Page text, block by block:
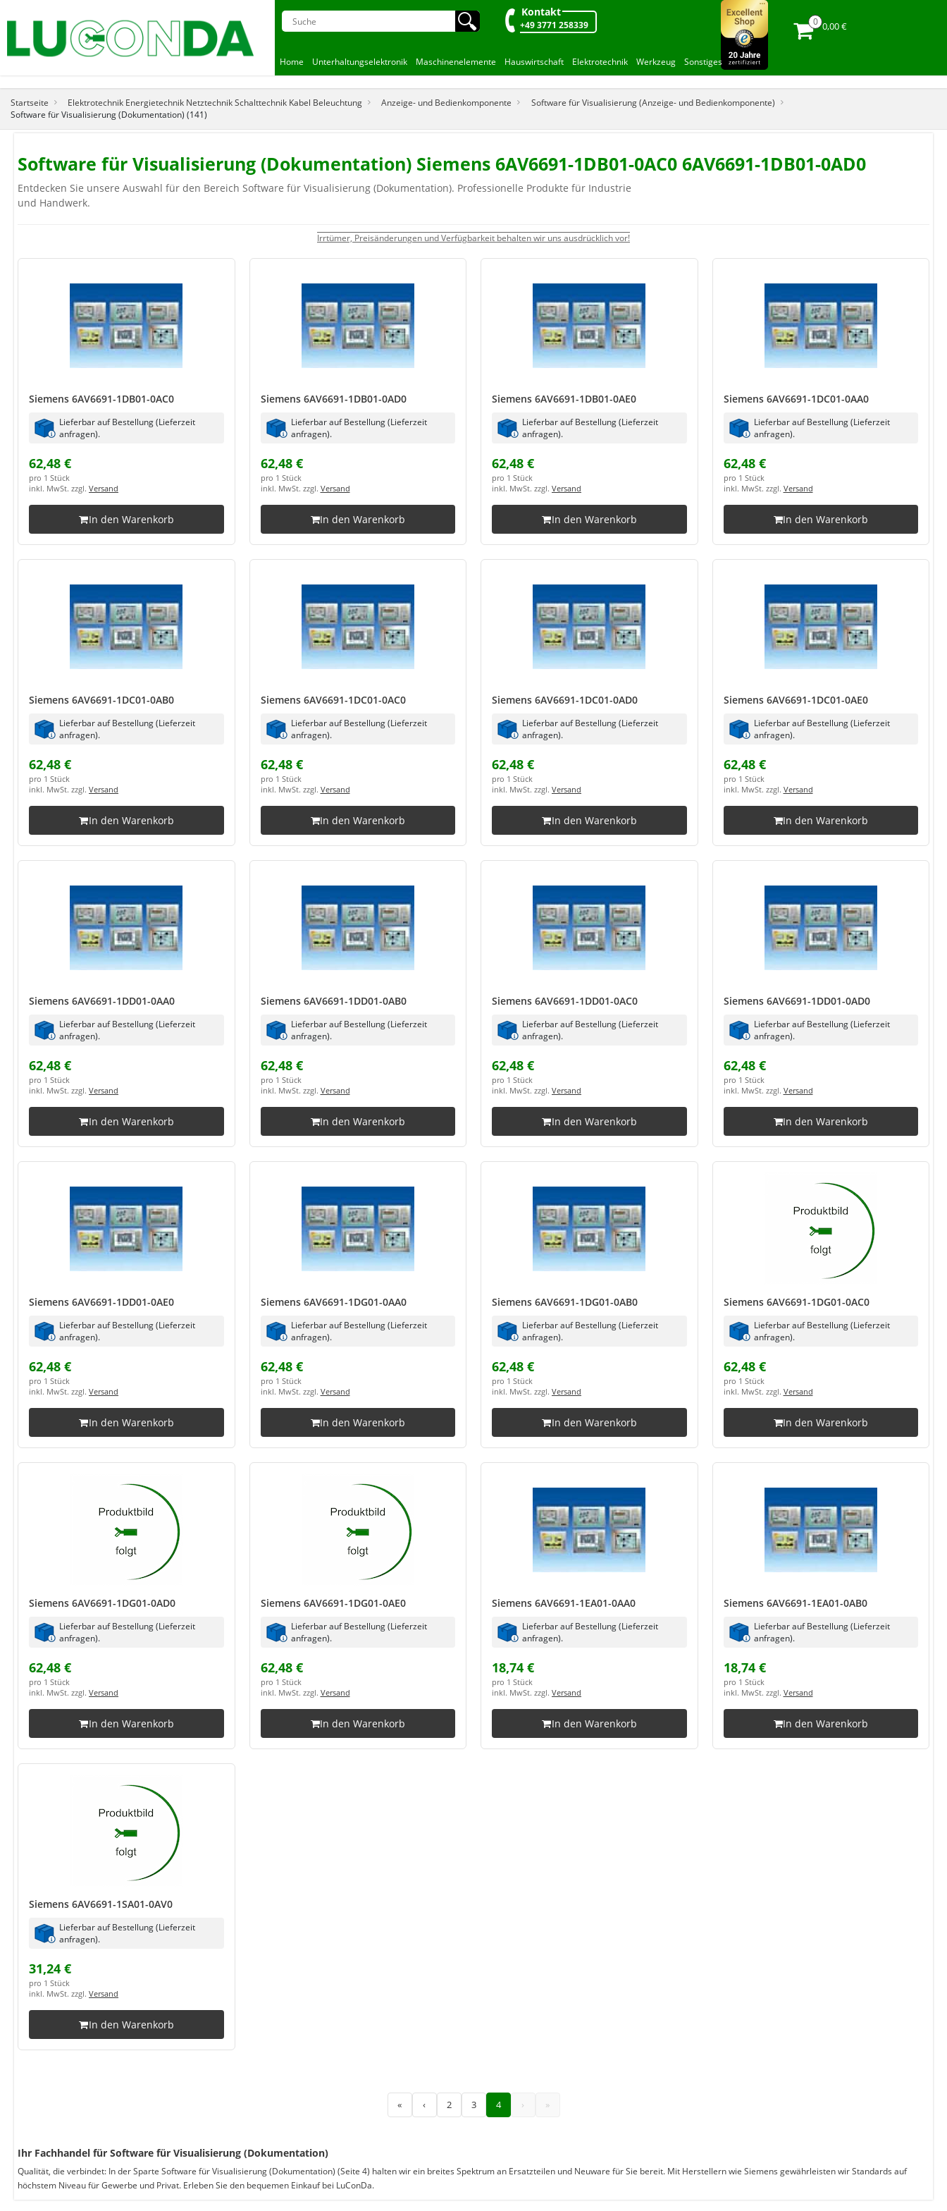
🔍︎ Kontakt
+49 3771 258339 0,00 €
Home Unterhaltungselektronik Maschinenelemente Hauswirtschaft Elektrotechnik Werkzeug Sonstiges
Startseite Elektrotechnik Energietechnik Netztechnik Schalttechnik Kabel Beleuchtung Anzeige- und Bedienkomponente
Software für Visualisierung (Anzeige- und Bedienkomponente)
Software für Visualisierung (Dokumentation) (141)
Software für Visualisierung (Dokumentation) Siemens 6AV6691-1DB01-0AC0 6AV6691-1DB01-0AD0
Entdecken Sie unsere Auswahl für den Bereich Software für Visualisierung (Dokumentation). Professionelle Produkte für Industrie
und Handwerk.
Irrtümer, Preisänderungen und Verfügbarkeit behalten wir uns ausdrücklich vor!
Siemens 6AV6691-1DB01-0AC0
Lieferbar auf Bestellung (Lieferzeit
anfragen).
62,48 €
pro 1 Stück
inkl. MwSt. zzgl. Versand
In den Warenkorb
Siemens 6AV6691-1DB01-0AD0
Lieferbar auf Bestellung (Lieferzeit
anfragen).
62,48 €
pro 1 Stück
inkl. MwSt. zzgl. Versand
In den Warenkorb
Siemens 6AV6691-1DB01-0AE0
Lieferbar auf Bestellung (Lieferzeit
anfragen).
62,48 €
pro 1 Stück
inkl. MwSt. zzgl. Versand
In den Warenkorb
Siemens 6AV6691-1DC01-0AA0
Lieferbar auf Bestellung (Lieferzeit
anfragen).
62,48 €
pro 1 Stück
inkl. MwSt. zzgl. Versand
In den Warenkorb
Siemens 6AV6691-1DC01-0AB0
Lieferbar auf Bestellung (Lieferzeit
anfragen).
62,48 €
pro 1 Stück
inkl. MwSt. zzgl. Versand
In den Warenkorb
Siemens 6AV6691-1DC01-0AC0
Lieferbar auf Bestellung (Lieferzeit
anfragen).
62,48 €
pro 1 Stück
inkl. MwSt. zzgl. Versand
In den Warenkorb
Siemens 6AV6691-1DC01-0AD0
Lieferbar auf Bestellung (Lieferzeit
anfragen).
62,48 €
pro 1 Stück
inkl. MwSt. zzgl. Versand
In den Warenkorb
Siemens 6AV6691-1DC01-0AE0
Lieferbar auf Bestellung (Lieferzeit
anfragen).
62,48 €
pro 1 Stück
inkl. MwSt. zzgl. Versand
In den Warenkorb
Siemens 6AV6691-1DD01-0AA0
Lieferbar auf Bestellung (Lieferzeit
anfragen).
62,48 €
pro 1 Stück
inkl. MwSt. zzgl. Versand
In den Warenkorb
Siemens 6AV6691-1DD01-0AB0
Lieferbar auf Bestellung (Lieferzeit
anfragen).
62,48 €
pro 1 Stück
inkl. MwSt. zzgl. Versand
In den Warenkorb
Siemens 6AV6691-1DD01-0AC0
Lieferbar auf Bestellung (Lieferzeit
anfragen).
62,48 €
pro 1 Stück
inkl. MwSt. zzgl. Versand
In den Warenkorb
Siemens 6AV6691-1DD01-0AD0
Lieferbar auf Bestellung (Lieferzeit
anfragen).
62,48 €
pro 1 Stück
inkl. MwSt. zzgl. Versand
In den Warenkorb
Siemens 6AV6691-1DD01-0AE0
Lieferbar auf Bestellung (Lieferzeit
anfragen).
62,48 €
pro 1 Stück
inkl. MwSt. zzgl. Versand
In den Warenkorb
Siemens 6AV6691-1DG01-0AA0
Lieferbar auf Bestellung (Lieferzeit
anfragen).
62,48 €
pro 1 Stück
inkl. MwSt. zzgl. Versand
In den Warenkorb
Siemens 6AV6691-1DG01-0AB0
Lieferbar auf Bestellung (Lieferzeit
anfragen).
62,48 €
pro 1 Stück
inkl. MwSt. zzgl. Versand
In den Warenkorb
Siemens 6AV6691-1DG01-0AC0
Lieferbar auf Bestellung (Lieferzeit
anfragen).
62,48 €
pro 1 Stück
inkl. MwSt. zzgl. Versand
In den Warenkorb
Siemens 6AV6691-1DG01-0AD0
Lieferbar auf Bestellung (Lieferzeit
anfragen).
62,48 €
pro 1 Stück
inkl. MwSt. zzgl. Versand
In den Warenkorb
Siemens 6AV6691-1DG01-0AE0
Lieferbar auf Bestellung (Lieferzeit
anfragen).
62,48 €
pro 1 Stück
inkl. MwSt. zzgl. Versand
In den Warenkorb
Siemens 6AV6691-1EA01-0AA0
Lieferbar auf Bestellung (Lieferzeit
anfragen).
18,74 €
pro 1 Stück
inkl. MwSt. zzgl. Versand
In den Warenkorb
Siemens 6AV6691-1EA01-0AB0
Lieferbar auf Bestellung (Lieferzeit
anfragen).
18,74 €
pro 1 Stück
inkl. MwSt. zzgl. Versand
In den Warenkorb
Siemens 6AV6691-1SA01-0AV0
Lieferbar auf Bestellung (Lieferzeit
anfragen).
31,24 €
pro 1 Stück
inkl. MwSt. zzgl. Versand
In den Warenkorb
« ‹ 2 3 4 › »
Ihr Fachhandel für Software für Visualisierung (Dokumentation)
Qualität, die verbindet: In der Sparte Software für Visualisierung (Dokumentation) (Seite 4) halten wir ein breites Spektrum an Ersatzteilen und Neuware für Sie bereit. Mit Herstellern wie Siemens gewährleisten wir Standards auf
höchstem Niveau für Gewerbe und Privat. Erleben Sie den bequemen Einkauf bei LuConDa.